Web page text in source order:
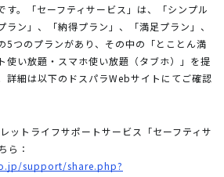
す。「セーフティサービス」は、「シンプル
ラン」、「納得プラン」、「満足プラン」、
5つのプランがあり、その中の「とことん満
使い放題・スマホ使い放題（タブホ）」を提
詳細は以下のドスパラWebサイトにてご確認
ットライフサポートサービス「セーフティサ
ら：
support/share.php?